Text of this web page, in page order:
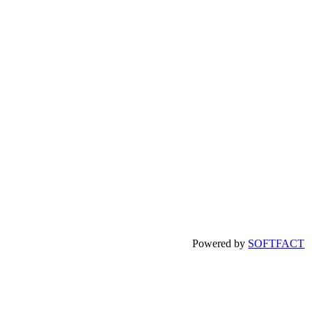
Powered by SOFTFACT